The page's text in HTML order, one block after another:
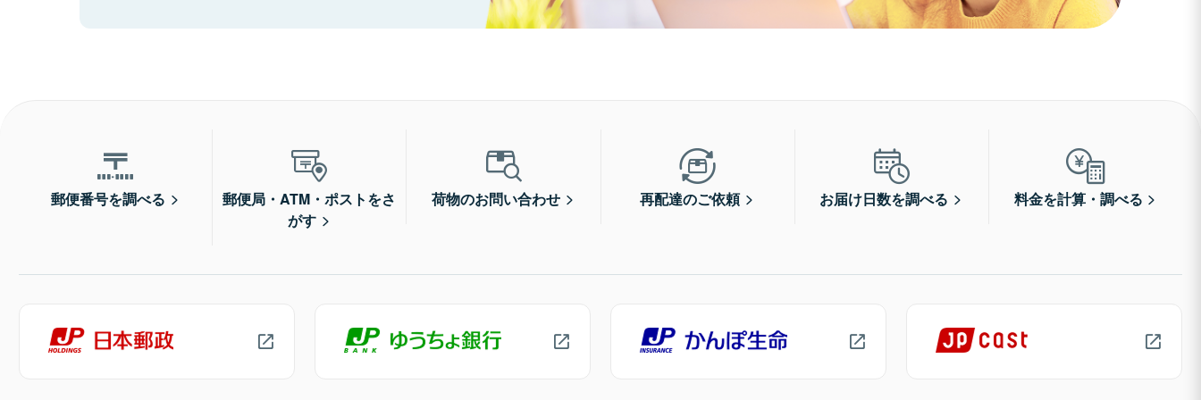
郵便番号を調べる
郵便局・ATM・ポストをさ
がす
荷物のお問い合わせ 再配達のご依頼 お届け日数を調べる 料金を計算・調べる